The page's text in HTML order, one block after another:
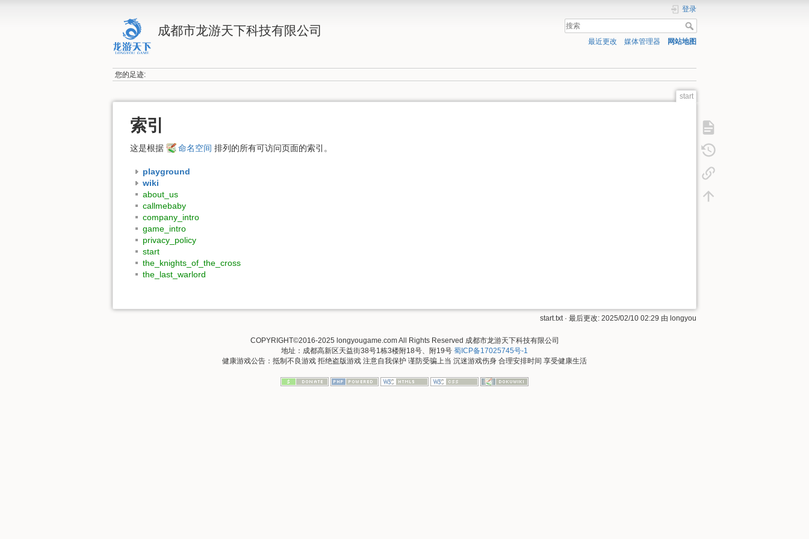
成都市龙游天下科技有限公司
登录
最近更改 媒体管理器 网站地图
您的足迹:
start
索引
这是根据 命名空间 排列的所有可访问页面的索引。
playground
wiki
about_us
callmebaby
company_intro
game_intro
privacy_policy
start
the_knights_of_the_cross
the_last_warlord
start.txt· 最后更改: 2025/02/10 02:29 由 longyou
COPYRIGHT©2016-2025 longyougame.com All Rights Reserved 成都市龙游天下科技有限公司
地址：成都高新区天益街38号1栋3楼附18号、附19号 蜀ICP备17025745号-1
健康游戏公告：抵制不良游戏 拒绝盗版游戏 注意自我保护 谨防受骗上当 沉迷游戏伤身 合理安排时间 享受健康生活